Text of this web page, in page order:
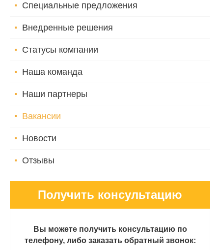
Специальные предложения
Внедренные решения
Статусы компании
Наша команда
Наши партнеры
Вакансии
Новости
Отзывы
Получить консультацию
Вы можете получить консультацию по
телефону, либо заказать обратный звонок: